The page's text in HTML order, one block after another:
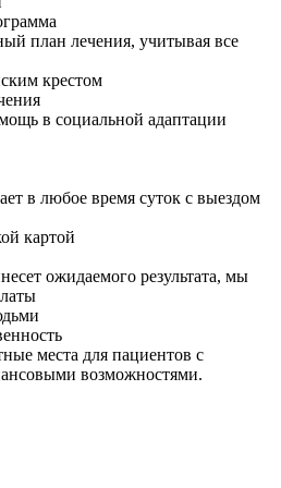
Каждый год сталкиваемся с
праздники, столько
Обратилась в вашу
на дом. Врач подробно
лечения, какие препараты
из его состояния.
и не ждали. Две недели
ну не возможно. После
были, но я решила и на
для повторной
организма.
видно, что с
план лечения, учитывая все
в социальной адаптации
в любое время суток с выездом
ожидаемого результата, мы
места для пациентов с
возможностями.